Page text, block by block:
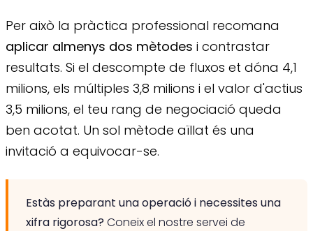
Per això la pràctica professional recomana
aplicar almenys dos mètodes i contrastar
resultats. Si el descompte de fluxos et dóna 4,1
milions, els múltiples 3,8 milions i el valor d'actius
3,5 milions, el teu rang de negociació queda
ben acotat. Un sol mètode aïllat és una
invitació a equivocar-se.
Estàs preparant una operació i necessites una
xifra rigorosa? Coneix el nostre servei de